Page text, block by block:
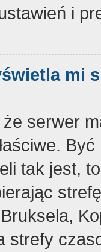
i
mi
serwer
tak jest,
strefy